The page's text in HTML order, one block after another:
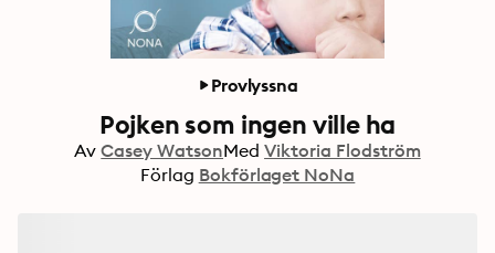
Provlyssna
Pojken som ingen ville ha
Av Casey WatsonMed Viktoria Flodström
Förlag Bokförlaget NoNa